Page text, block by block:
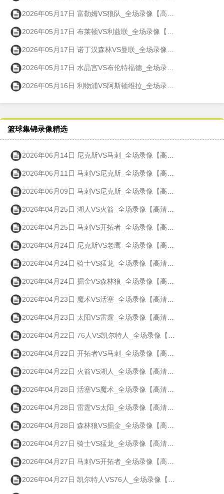
2026年05月17日 富勒姆VS狼队_全场录像【高清回放】
2026年05月17日 布莱顿VS利兹联_全场录像【高清回放】
2026年05月17日 诺丁汉森林VS曼联_全场录像【高清回放】
2026年05月17日 水晶宫VS布伦特福德_全场录像【高清回放】
2026年05月16日 利物浦VS阿斯顿维拉_全场录像【高清回放】
篮球集锦录像精选
2026年06月14日 尼克斯VS马刺_全场录像【高清回放】
2026年06月11日 马刺VS尼克斯_全场录像【高清回放】
2026年06月09日 马刺VS尼克斯_全场录像【高清回放】
2026年04月25日 湖人VS火箭_全场录像【高清回放】
2026年04月25日 马刺VS开拓者_全场录像【高清回放】
2026年04月24日 尼克斯VS老鹰_全场录像【高清回放】
2026年04月24日 骑士VS猛龙_全场录像【高清回放】
2026年04月24日 掘金VS森林狼_全场录像【高清回放】
2026年04月23日 魔术VS活塞_全场录像【高清回放】
2026年04月23日 太阳VS雷霆_全场录像【高清回放】
2026年04月22日 76人VS凯尔特人_全场录像【高清回放】
2026年04月22日 开拓者VS马刺_全场录像【高清回放】
2026年04月22日 火箭VS湖人_全场录像【高清回放】
2026年04月28日 活塞VS魔术_全场录像【高清回放】
2026年04月28日 雷霆VS太阳_全场录像【高清回放】
2026年04月28日 森林狼VS掘金_全场录像【高清回放】
2026年04月27日 骑士VS猛龙_全场录像【高清回放】
2026年04月27日 马刺VS开拓者_全场录像【高清回放】
2026年04月27日 凯尔特人VS76人_全场录像【高清回放】